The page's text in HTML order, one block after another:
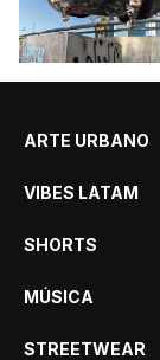
ARTE URBANO
VIBES LATAM
SHORTS
MÚSICA
STREETWEAR